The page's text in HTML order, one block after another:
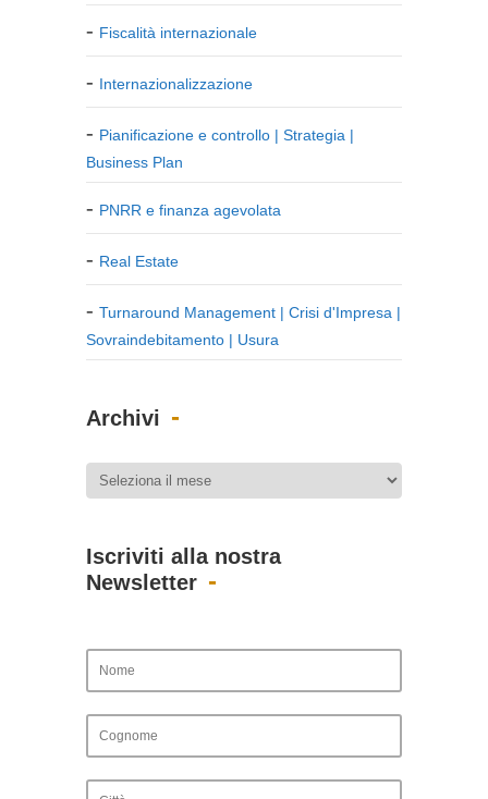
Fiscalità internazionale
Internazionalizzazione
Pianificazione e controllo | Strategia |
Business Plan
PNRR e finanza agevolata
Real Estate
Turnaround Management | Crisi d'Impresa |
Sovraindebitamento | Usura
Archivi
Iscriviti alla nostra
Newsletter